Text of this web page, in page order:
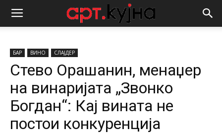
БАР ВИНО СЛАЈДЕР
Стево Орашанин, менаџер
на винаријата „Звонко
Богдан“: Кај вината не
постои конкуренција